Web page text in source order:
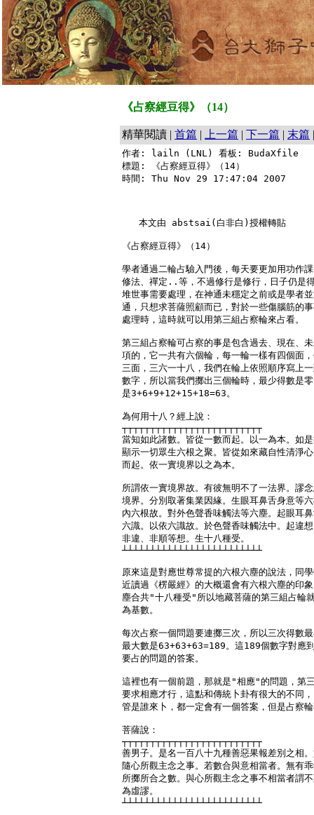
《占察經豆得》（14）
精華閱讀 | 首篇 | 上一篇 | 下一篇 | 末篇
作者: lailn (LNL) 看板: BudaXfile
標題: 《占察經豆得》（14）
時間: Thu Nov 29 17:47:04 2007
   本文由 abstsai(白非白)授權轉貼
《占察經豆得》（14）
學者通過二輪占驗入門後，每天要更加用功作
修法、禪定..等，不過修行是修行，日子仍是
堆世事需要處理，在神通未穩定之前或是學者
通，只想求菩薩照顧而已，對於一些傷腦筋的
處理時，這時就可以用第三組占察輪來占看。
第三組占察輪可占察的事是包含過去、現在、
項的，它一共有六個輪，每一輪一樣有四個面
三面，三六一十八，我們在輪上依照順序寫上
數字，所以當我們擲出三個輪時，最少得數是
是3+6+9+12+15+18=63。
為何用十八？經上說：
┬┬┬┬┬┬┬┬┬┬┬┬┬┬┬┬┬┬┬┬┬┬┬┬┬
當知如此諸數。皆從一數而起。以一為本。如
顯示一切眾生六根之聚。皆從如來藏自性清淨
而起。依一實境界以之為本。
所謂依一實境界故。有彼無明不了一法界。謬
境界。分別取著集業因緣。生眼耳鼻舌身意等
內六根故。對外色聲香味觸法等六塵。起眼耳
六識。以依六識故。於色聲香味觸法中。起違
非違、非順等想。生十八種受。
┴┴┴┴┴┴┴┴┴┴┴┴┴┴┴┴┴┴┴┴┴┴┴┴┴
原來這是對應世尊常提的六根六塵的說法，同
近讀過《楞嚴經》的大概還會有六根六塵的印
塵合共"十八種受"所以地藏菩薩的第三組占輪
為基數。
每次占察一個問題要連擲三次，所以三次得數
最大數是63+63+63=189。這189個數字對應
要占的問題的答案。
這裡也有一個前題，那就是"相應"的問題，第
要求相應才行，這點和傳統卜卦有很大的不同
管是誰來卜，都一定會有一個答案，但是占察
菩薩說：
┬┬┬┬┬┬┬┬┬┬┬┬┬┬┬┬┬┬┬┬┬┬┬┬┬
善男子。是名一百八十九種善惡果報差別之相
隨心所觀主念之事。若數合與意相當者。無有
所擲所合之數。與心所觀主念之事不相當者謂
為虛謬。
┴┴┴┴┴┴┴┴┴┴┴┴┴┴┴┴┴┴┴┴┴┴┴┴┴